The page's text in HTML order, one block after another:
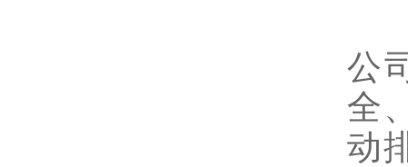
公
全
动